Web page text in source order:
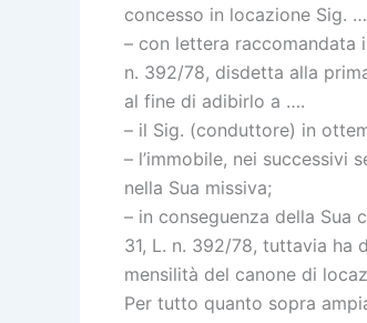
concesso in locazione Sig.
– con lettera raccomandata
n. 392/78, disdetta alla
al fine di adibirlo a ….
– il Sig. (conduttore) in
– l’immobile, nei successivi
nella Sua missiva;
– in conseguenza della Sua
31, L. n. 392/78, tuttavia ha
mensilità del canone di
Per tutto quanto sopra